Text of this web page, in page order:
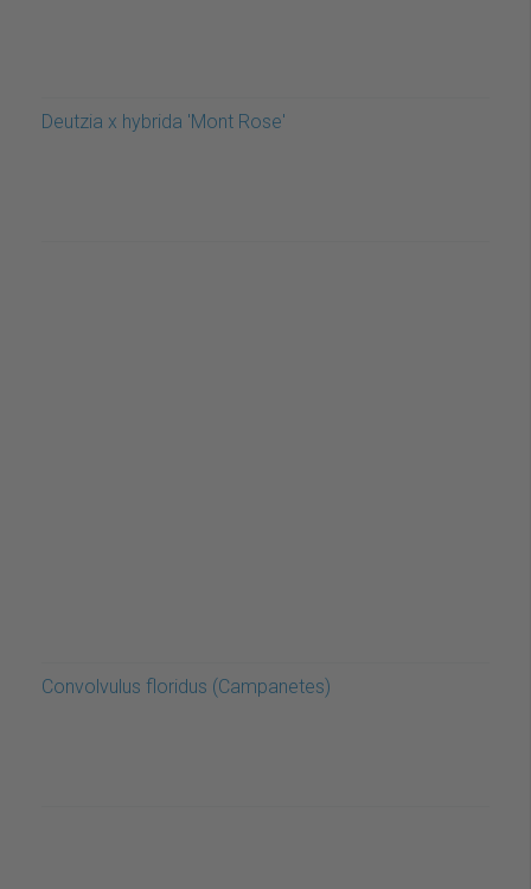
Deutzia x hybrida 'Mont Rose'
Convolvulus floridus (Campanetes)